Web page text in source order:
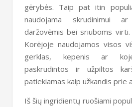
gėrybės. Taip pat itin
naudojama skrudinimui
daržovėmis bei sriuboms virti.
Korėjoje naudojamos visos
gerklas, kepenis ar
paskrudintos ir užpiltos
patiekiamas kaip užkandis prie
Iš šių ingridientų ruošiami